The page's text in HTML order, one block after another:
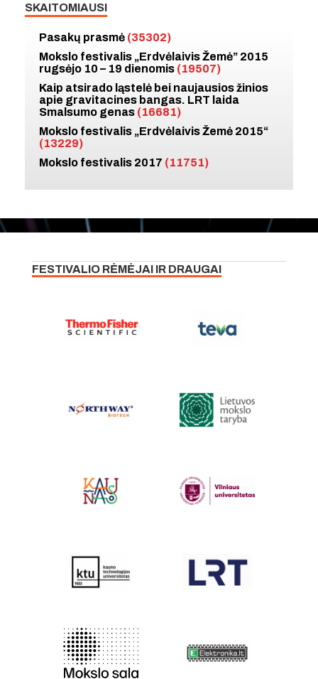
SKAITOMIAUSI
Pasakų prasmė (35302)
Mokslo festivalis „Erdvėlaivis Žemė” 2015
rugsėjo 10 – 19 dienomis (19507)
Kaip atsirado ląstelė bei naujausios žinios
apie gravitacines bangas. LRT laida
Smalsumo genas (16681)
Mokslo festivalis „Erdvėlaivis Žemė 2015“
(13229)
Mokslo festivalis 2017 (11751)
FESTIVALIO RĖMĖJAI IR DRAUGAI